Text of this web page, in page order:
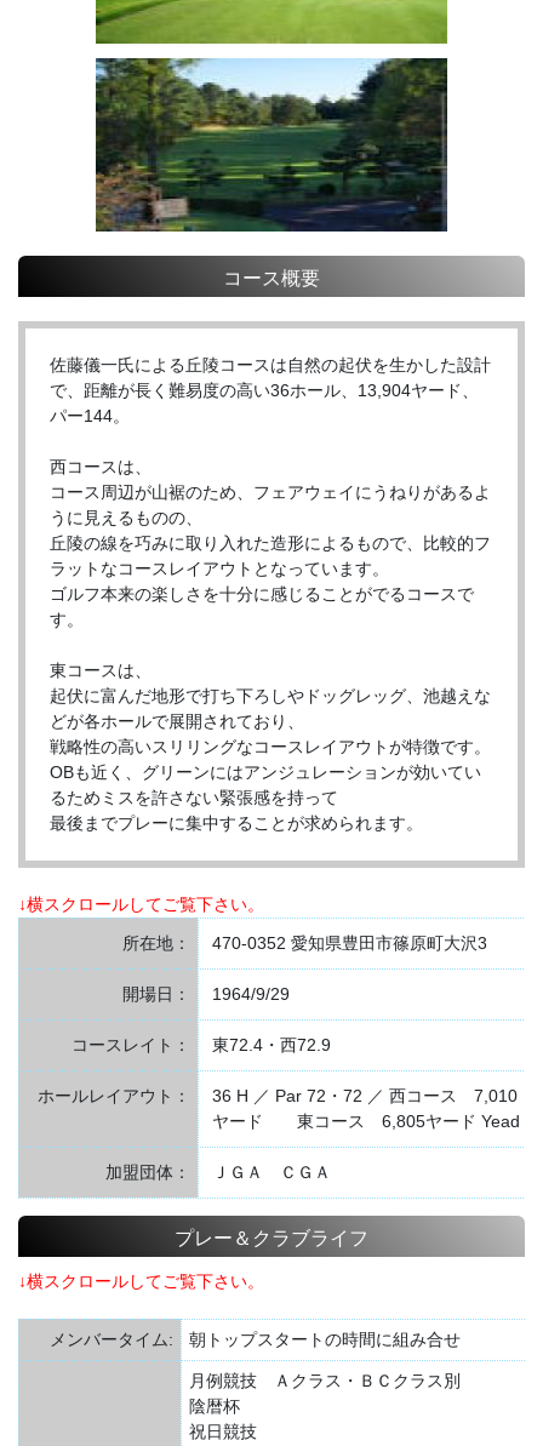
コース概要
佐藤儀一氏による丘陵コースは自然の起伏を生かした設計
で、距離が長く難易度の高い36ホール、13,904ヤード、
パー144。
西コースは、
コース周辺が山裾のため、フェアウェイにうねりがあるよ
うに見えるものの、
丘陵の線を巧みに取り入れた造形によるもので、比較的フ
ラットなコースレイアウトとなっています。
ゴルフ本来の楽しさを十分に感じることがでるコースで
す。
東コースは、
起伏に富んだ地形で打ち下ろしやドッグレッグ、池越えな
どが各ホールで展開されており、
戦略性の高いスリリングなコースレイアウトが特徴です。
OBも近く、グリーンにはアンジュレーションが効いてい
るためミスを許さない緊張感を持って
最後までプレーに集中することが求められます。
↓横スクロールしてご覧下さい。
所在地：
470-0352 愛知県豊田市篠原町大沢3
開場日： 1964/9/29
コースレイト： 東72.4・西72.9
ホールレイアウト：
36 H ／ Par 72・72 ／ 西コース 7,010
ヤード 東コース 6,805ヤード Yead
加盟団体： ＪＧＡ ＣＧＡ
プレー＆クラブライフ
↓横スクロールしてご覧下さい。
メンバータイム: 朝トップスタートの時間に組み合せ
月例競技 Ａクラス・ＢＣクラス別
陰暦杯
祝日競技